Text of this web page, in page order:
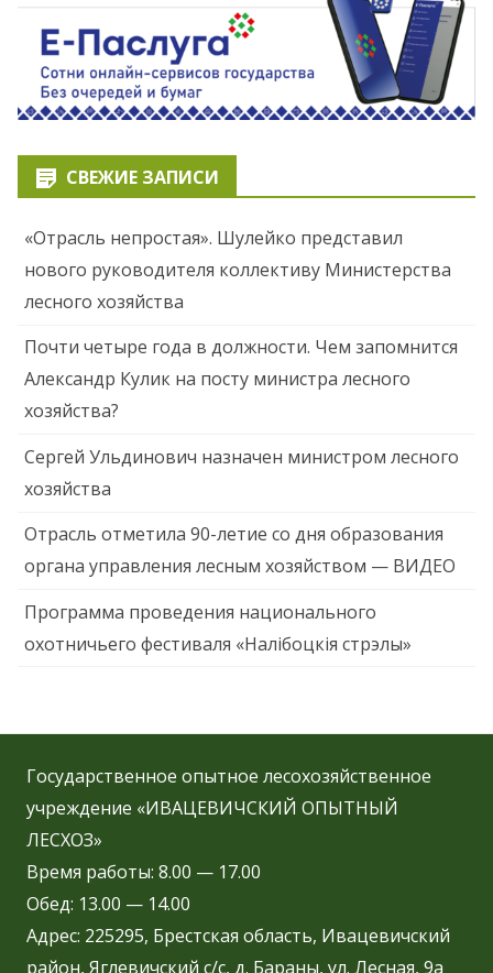
СВЕЖИЕ ЗАПИСИ
«Отрасль непростая». Шулейко представил
нового руководителя коллективу Министерства
лесного хозяйства
Почти четыре года в должности. Чем запомнится
Александр Кулик на посту министра лесного
хозяйства?
Сергей Ульдинович назначен министром лесного
хозяйства
Отрасль отметила 90-летие со дня образования
органа управления лесным хозяйством — ВИДЕО
Программа проведения национального
охотничьего фестиваля «Налібоцкія стрэлы»
Государственное опытное лесохозяйственное
учреждение «ИВАЦЕВИЧСКИЙ ОПЫТНЫЙ
ЛЕСХОЗ»
Время работы: 8.00 — 17.00
Обед: 13.00 — 14.00
Адрес: 225295, Брестская область, Ивацевичский
район, Яглевичский с/с, д. Бараны, ул. Лесная, 9а